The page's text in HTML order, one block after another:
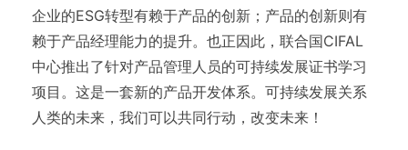
企业的ESG转型有赖于产品的创新；产品的创新则有
赖于产品经理能力的提升。也正因此，联合国CIFAL
中心推出了针对产品管理人员的可持续发展证书学习
项目。这是一套新的产品开发体系。可持续发展关系
人类的未来，我们可以共同行动，改变未来！